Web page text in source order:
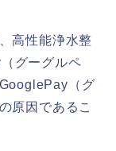
高性能浄水整
グーグルペ
（グ
原因であるこ